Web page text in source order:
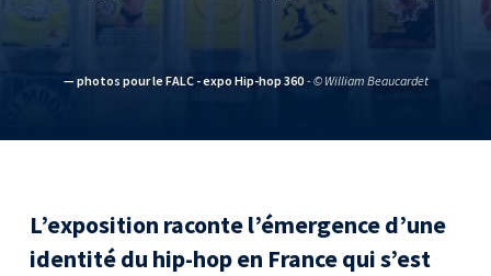
— photos pour le FALC - expo Hip-hop 360 - © William Beaucardet
L’exposition raconte l’émergence d’une
identité du hip-hop en France qui s’est